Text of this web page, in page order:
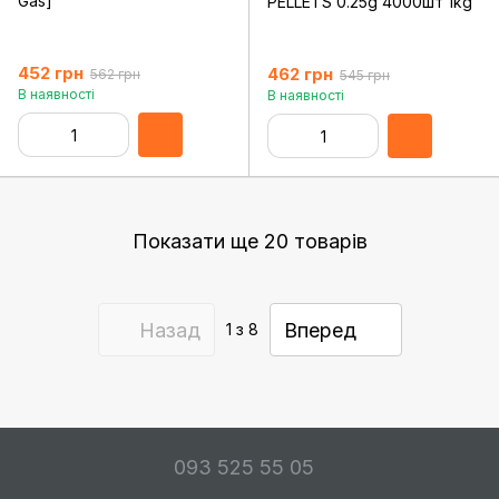
452 грн 562 грн
В наявності
462 грн 545 грн
В наявності
Показати ще 20 товарів
Назад 1 з 8 Вперед
093 525 55 05